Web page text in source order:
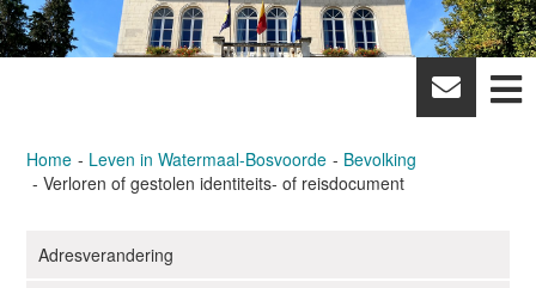
News
Home Leven in Watermaal-Bosvoorde
Bevolking
Verloren of gestolen identiteits- of reisdocument
N
Adresverandering